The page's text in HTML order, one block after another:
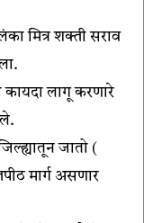
मित्र शक्ती सराव
कायदा लागू करणारे
जातो (
मार्ग असणार